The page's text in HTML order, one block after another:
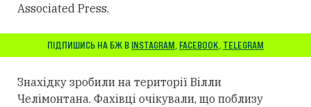
Associated Press.
ПІДПИШИСЬ НА БЖ В INSTAGRAM, FACEBOOK, TELEGRAM
Знахідку зробили на території Вілли
Челімонтана. Фахівці очікували, що поблизу